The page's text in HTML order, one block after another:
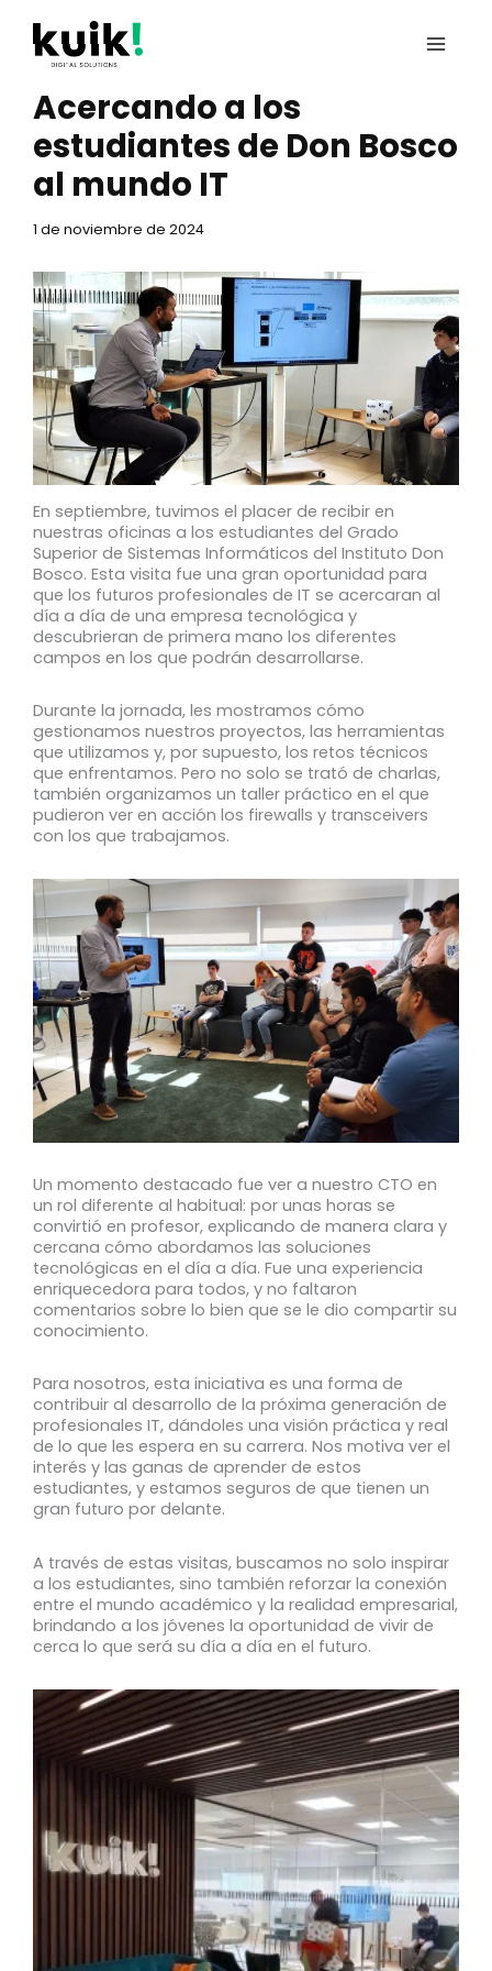
contenido
Acercando a los
estudiantes de Don Bosco
al mundo IT
1 de noviembre de 2024
En septiembre, tuvimos el placer de recibir en
nuestras oficinas a los estudiantes del Grado
Superior de Sistemas Informáticos del Instituto Don
Bosco. Esta visita fue una gran oportunidad para
que los futuros profesionales de IT se acercaran al
día a día de una empresa tecnológica y
descubrieran de primera mano los diferentes
campos en los que podrán desarrollarse.
Durante la jornada, les mostramos cómo
gestionamos nuestros proyectos, las herramientas
que utilizamos y, por supuesto, los retos técnicos
que enfrentamos. Pero no solo se trató de charlas,
también organizamos un taller práctico en el que
pudieron ver en acción los firewalls y transceivers
con los que trabajamos.
Un momento destacado fue ver a nuestro CTO en
un rol diferente al habitual: por unas horas se
convirtió en profesor, explicando de manera clara y
cercana cómo abordamos las soluciones
tecnológicas en el día a día. Fue una experiencia
enriquecedora para todos, y no faltaron
comentarios sobre lo bien que se le dio compartir su
conocimiento.
Para nosotros, esta iniciativa es una forma de
contribuir al desarrollo de la próxima generación de
profesionales IT, dándoles una visión práctica y real
de lo que les espera en su carrera. Nos motiva ver el
interés y las ganas de aprender de estos
estudiantes, y estamos seguros de que tienen un
gran futuro por delante.
A través de estas visitas, buscamos no solo inspirar
a los estudiantes, sino también reforzar la conexión
entre el mundo académico y la realidad empresarial,
brindando a los jóvenes la oportunidad de vivir de
cerca lo que será su día a día en el futuro.